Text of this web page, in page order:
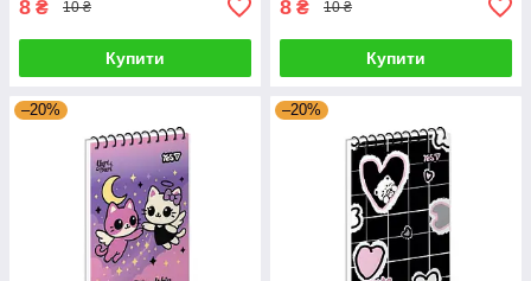
8 ₴ 10 ₴
Купити
8 ₴ 10 ₴
Купити
–20% –20%